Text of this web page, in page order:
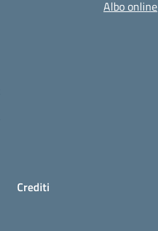
Albo online
Crediti